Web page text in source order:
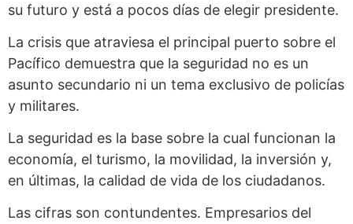
su futuro y está a pocos días de elegir presidente.
La crisis que atraviesa el principal puerto sobre el
Pacífico demuestra que la seguridad no es un
asunto secundario ni un tema exclusivo de policías
y militares.
La seguridad es la base sobre la cual funcionan la
economía, el turismo, la movilidad, la inversión y,
en últimas, la calidad de vida de los ciudadanos.
Las cifras son contundentes. Empresarios del